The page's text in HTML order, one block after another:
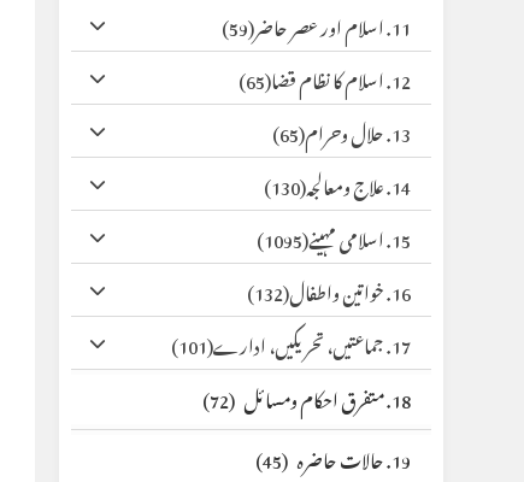
11. اسلام اور عصر حاضر
(59)
12. اسلام کا نظام قضا
(65)
13. حلال وحرام
(65)
14. علاج ومعالجہ
(130)
15. اسلامی مہینے
(1095)
16. خواتین واطفال
(132)
17. جماعتیں، تحریکیں، ادارے
(101)
18. متفرق احکام ومسائل
(72)
19. حالات حاضرہ
(45)